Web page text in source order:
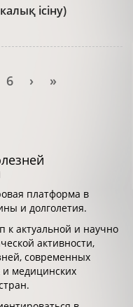
ісіну)
6 › »
платформа в
и долголетия.
к актуальной и научно
активности,
современных
и медицинских